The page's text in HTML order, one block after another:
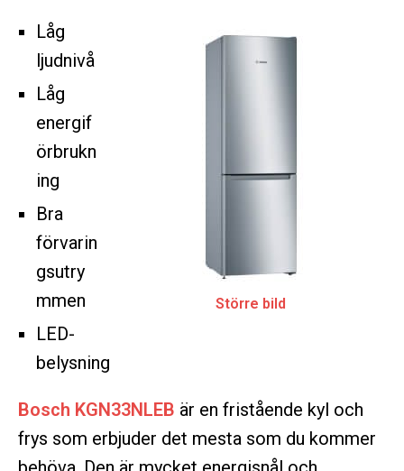
Större bild
Låg
ljudnivå
Låg
energif
örbrukn
ing
Bra
förvarin
gsutry
mmen
LED-
belysning
Bosch KGN33NLEB är en fristående kyl och
frys som erbjuder det mesta som du kommer